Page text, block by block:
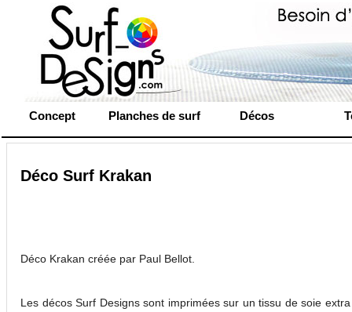
Concept Planches de surf Décos
Déco Surf Krakan
Déco Krakan créée par Paul Bellot.
Les décos Surf Designs sont imprimées sur un tissu de soie